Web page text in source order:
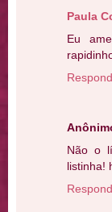
Paula
Eu
Não o
listinha!